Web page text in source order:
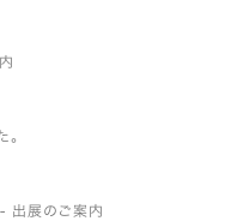
。
出展のご案内